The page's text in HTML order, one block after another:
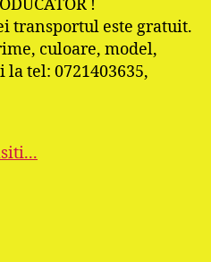
!
transportul este gratuit.
culoare, model,
tel: 0721403635,